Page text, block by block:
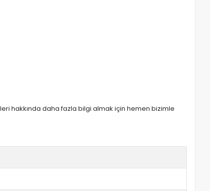
hakkında daha fazla bilgi almak için hemen bizimle